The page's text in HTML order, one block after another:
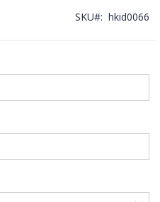
SKU hkid0066